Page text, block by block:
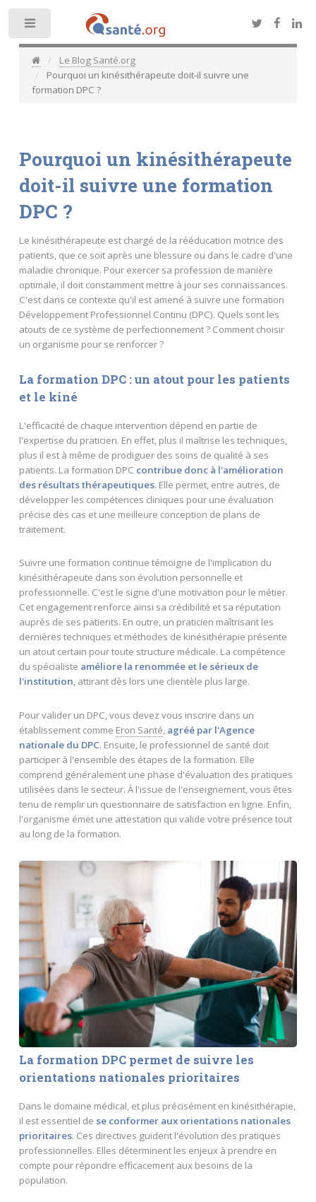
Le Blog Santé.org
Pourquoi un kinésithérapeute doit-il suivre une
formation DPC ?
Pourquoi un kinésithérapeute
doit-il suivre une formation
DPC ?
Le kinésithérapeute est chargé de la rééducation motrice des
patients, que ce soit après une blessure ou dans le cadre d'une
maladie chronique. Pour exercer sa profession de manière
optimale, il doit constamment mettre à jour ses connaissances.
C'est dans ce contexte qu'il est amené à suivre une formation
Développement Professionnel Continu (DPC). Quels sont les
atouts de ce système de perfectionnement ? Comment choisir
un organisme pour se renforcer ?
La formation DPC : un atout pour les patients
et le kiné
L'efficacité de chaque intervention dépend en partie de
l'expertise du praticien. En effet, plus il maîtrise les techniques,
plus il est à même de prodiguer des soins de qualité à ses
patients. La formation DPC contribue donc à l'amélioration
des résultats thérapeutiques. Elle permet, entre autres, de
développer les compétences cliniques pour une évaluation
précise des cas et une meilleure conception de plans de
traitement.
Suivre une formation continue témoigne de l'implication du
kinésithérapeute dans son évolution personnelle et
professionnelle. C'est le signe d'une motivation pour le métier.
Cet engagement renforce ainsi sa crédibilité et sa réputation
auprès de ses patients. En outre, un praticien maîtrisant les
dernières techniques et méthodes de kinésithérapie présente
un atout certain pour toute structure médicale. La compétence
du spécialiste améliore la renommée et le sérieux de
l'institution, attirant dès lors une clientèle plus large.
Pour valider un DPC, vous devez vous inscrire dans un
établissement comme Eron Santé, agréé par l'Agence
nationale du DPC. Ensuite, le professionnel de santé doit
participer à l'ensemble des étapes de la formation. Elle
comprend généralement une phase d'évaluation des pratiques
utilisées dans le secteur. À l'issue de l'enseignement, vous êtes
tenu de remplir un questionnaire de satisfaction en ligne. Enfin,
l'organisme émet une attestation qui valide votre présence tout
au long de la formation.
La formation DPC permet de suivre les
orientations nationales prioritaires
Dans le domaine médical, et plus précisément en kinésithérapie,
il est essentiel de se conformer aux orientations nationales
prioritaires. Ces directives guident l'évolution des pratiques
professionnelles. Elles déterminent les enjeux à prendre en
compte pour répondre efficacement aux besoins de la
population.
Toggle